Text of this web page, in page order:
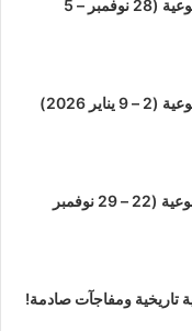
نشرة أخبار الأنمي الأسبوعية (28 نوفمبر – 5
2026)
نشرة أخبار المانجا الأسبوعية (22 – 29 نوفمبر